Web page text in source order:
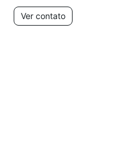
Ver contato